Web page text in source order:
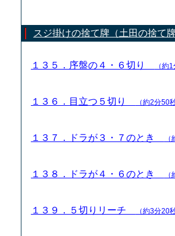
スジ掛けの捨て牌（土田の捨て牌
１３５．序盤の４・６切り （約
１３６．目立つ５切り （約2分50秒
１３７．ドラが３・７のとき
１３８．ドラが４・６のとき
１３９．５切りリーチ （約3分20秒